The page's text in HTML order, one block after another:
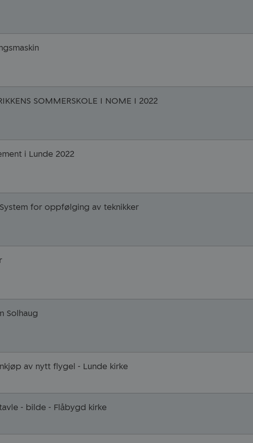
SOMMERSKOLE I NOME I 2022
i Lunde 2022
for oppfølging av teknikker
Solhaug
av nytt flygel - Lunde kirke
- bilde - Flåbygd kirke